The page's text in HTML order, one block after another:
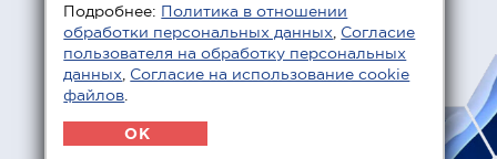
Подробнее: Политика в отношении
обработки персональных данных Согласие
пользователя на обработку персональных
данных Согласие на использование cookie
файлов
OK